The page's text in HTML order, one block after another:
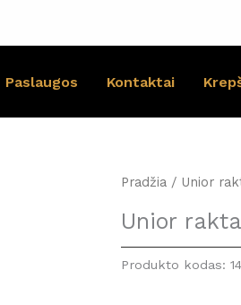
Paslaugos Kontaktai
Pradžia / Unior
Unior
Produkto kodas: